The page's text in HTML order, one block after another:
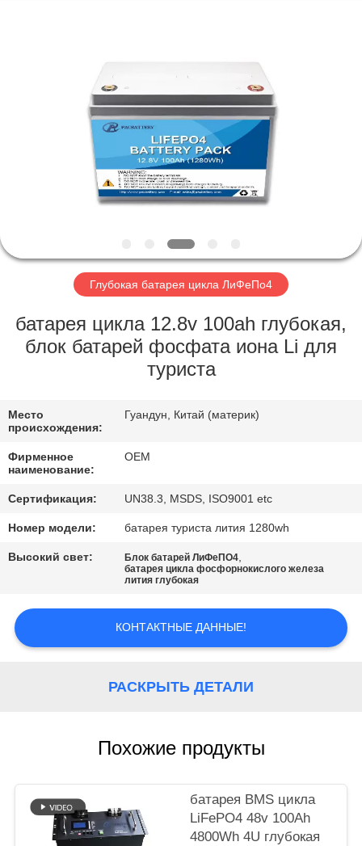
ПРОДУКТЫ
ПУТЕШЕСТВИЕ
ФАБРИКИ
ПРОВЕРКА
СВЯЖИТЕСЬ
МЫ
BLOG
СПРОСИТЕ
КАРТА
САЙТА
Глубокая батарея цикла ЛиФеПо4
батарея цикла 12.8v 100ah глубокая,
блок батарей фосфата иона Li для
туриста
Место
происхождения:
Гуандун, Китай (материк)
Фирменное
наименование:
OEM
Сертификация: UN38.3, MSDS, ISO9001 etc
Номер модели: батарея туриста лития 1280wh
Высокий свет: Блок батарей ЛиФеПО4,
батарея цикла фосфорнокислого железа
лития глубокая
КОНТАКТНЫЕ ДАННЫЕ!
РАСКРЫТЬ ДЕТАЛИ
Похожие продукты
батарея BMS цикла
LiFePO4 48v 100Ah
4800Wh 4U глубокая